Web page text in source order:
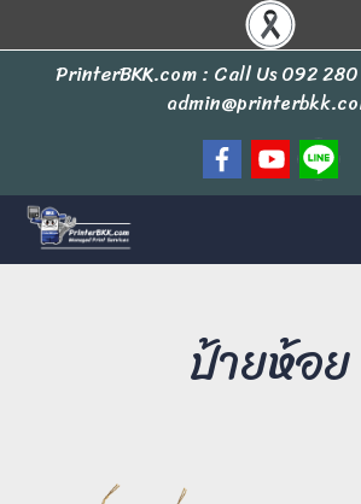
PrinterBKK.com : Call Us092
ป้ายห้อย